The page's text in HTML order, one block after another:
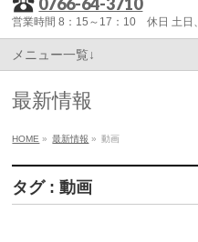
営業時間 8：15～17：10 休日 土日
メニュー一覧↓
最新情報
HOME » 最新情報 » 動画
タグ : 動画